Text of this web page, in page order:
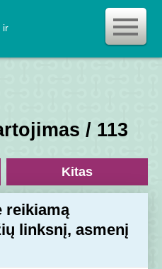
ir
/ 113
Kitas
reikiamą
linksnį, asmenį